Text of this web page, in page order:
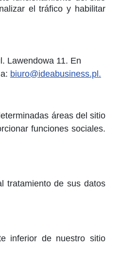
el tráfico y habilitar
Lawendowa 11. En
biuro@ideabusiness.pl .
áreas del sitio
funciones sociales.
tratamiento de sus datos
inferior de nuestro sitio